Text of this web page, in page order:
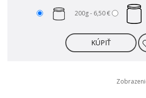
200g -6,50 €
KÚPIŤ